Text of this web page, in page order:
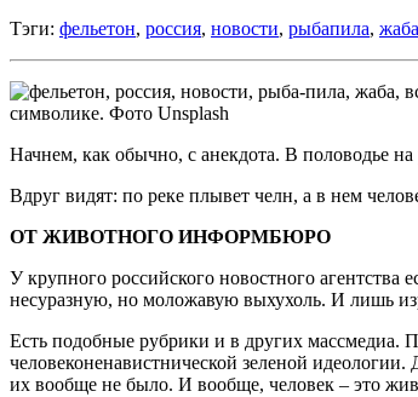
Тэги: фельетон, россия, новости, рыбапила, жаба
символике. Фото Unsplash
Начнем, как обычно, с анекдота. В половодье
Вдруг видят: по реке плывет челн, а в нем
ОТ ЖИВОТНОГО ИНФОРМБЮРО
У крупного российского новостного агентства
несуразную, но моложавую выхухоль. И лишь
Есть подобные рубрики и в других
человеконенавистнической зеленой
их вообще не было. И вообще, человек – это